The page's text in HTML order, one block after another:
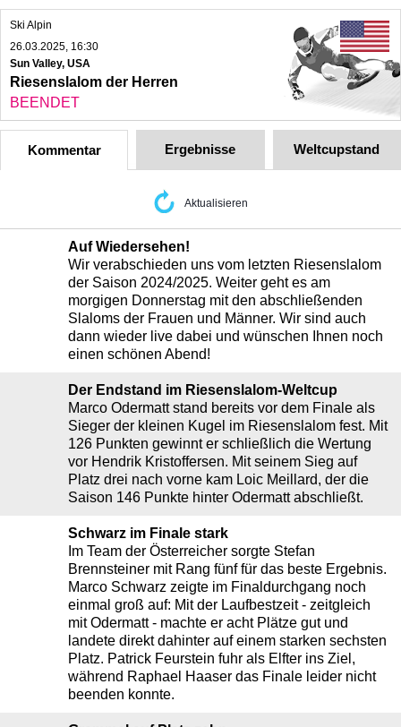
Ski Alpin
26.03.2025, 16:30
Sun Valley, USA
Riesenslalom der Herren
BEENDET
Kommentar Ergebnisse Weltcupstand
Aktualisieren
Auf Wiedersehen!
Wir verabschieden uns vom letzten Riesenslalom
der Saison 2024/2025. Weiter geht es am
morgigen Donnerstag mit den abschließenden
Slaloms der Frauen und Männer. Wir sind auch
dann wieder live dabei und wünschen Ihnen noch
einen schönen Abend!
Der Endstand im Riesenslalom-Weltcup
Marco Odermatt stand bereits vor dem Finale als
Sieger der kleinen Kugel im Riesenslalom fest. Mit
126 Punkten gewinnt er schließlich die Wertung
vor Hendrik Kristoffersen. Mit seinem Sieg auf
Platz drei nach vorne kam Loic Meillard, der die
Saison 146 Punkte hinter Odermatt abschließt.
Schwarz im Finale stark
Im Team der Österreicher sorgte Stefan
Brennsteiner mit Rang fünf für das beste Ergebnis.
Marco Schwarz zeigte im Finaldurchgang noch
einmal groß auf: Mit der Laufbestzeit - zeitgleich
mit Odermatt - machte er acht Plätze gut und
landete direkt dahinter auf einem starken sechsten
Platz. Patrick Feurstein fuhr als Elfter ins Ziel,
während Raphael Haaser das Finale leider nicht
beenden konnte.